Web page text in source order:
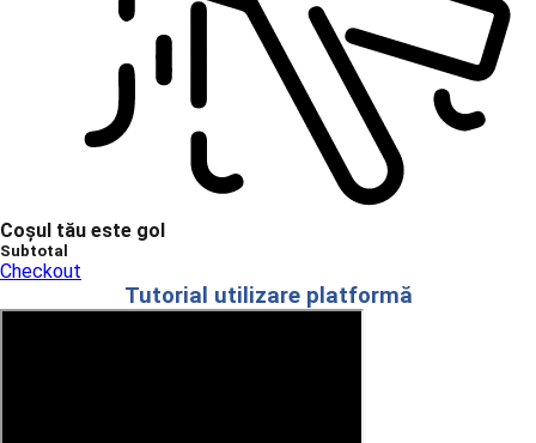
Coșul tău este gol
Subtotal
Checkout
Tutorial utilizare platformă